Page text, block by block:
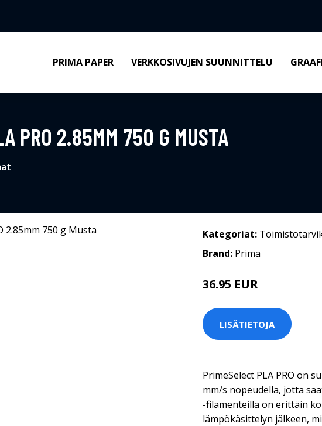
PRIMA PAPER VERKKOSIVUJEN SUUNNITTELU
PRO 2.85MM 750 G MUSTA
Kategoriat:
Brand: Prima
36.95 EUR
LISÄTIETOJA
PrimeSelect PLA PRO on
mm/s nopeudella, jotta
-filamenteilla on erittäin
lämpökäsittelyn jälkeen,